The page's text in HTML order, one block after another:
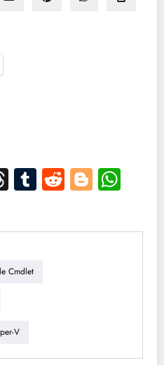
Threads
Tumblr
Reddit
Cmdlet
V